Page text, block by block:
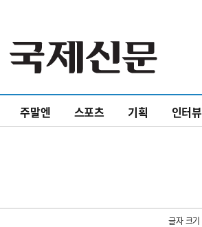
주말엔 스포츠 기획 인터뷰
글자 크기